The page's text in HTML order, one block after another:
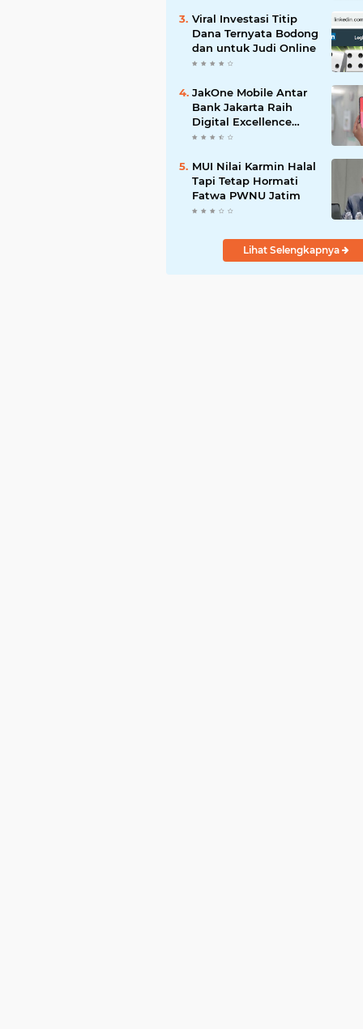
Viral Investasi Titip
Dana Ternyata Bodong
dan untuk Judi Online
JakOne Mobile Antar
Bank Jakarta Raih
Digital Excellence
Awards 2026
MUI Nilai Karmin Halal
Tapi Tetap Hormati
Fatwa PWNU Jatim
Lihat Selengkapnya